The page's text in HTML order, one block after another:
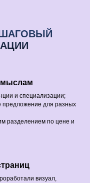
и специализации;
предложение для разных
разделением по цене и
визуал,